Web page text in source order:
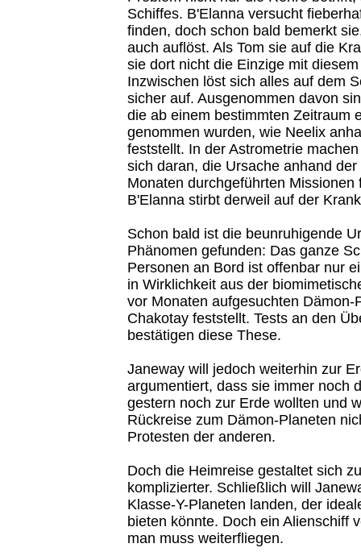
Schiffes. B'Elanna versucht
finden, doch schon bald bemerkt
auch auflöst. Als Tom sie auf die
sie dort nicht die Einzige mit
Inzwischen löst sich alles auf dem
sicher auf. Ausgenommen davon
die ab einem bestimmten Zeitraum
genommen wurden, wie Neelix
feststellt. In der Astrometrie
sich daran, die Ursache anhand
Monaten durchgeführten Missionen
B'Elanna stirbt derweil auf der
Schon bald ist die beunruhigende
Phänomen gefunden: Das ganze
Personen an Bord ist offenbar nur
in Wirklichkeit aus der
vor Monaten aufgesuchten Dämon-
Chakotay feststellt. Tests an den
bestätigen diese These.
Janeway will jedoch weiterhin zur
argumentiert, dass sie immer noch
gestern noch zur Erde wollten und
Rückreise zum Dämon-Planeten
Protesten der anderen.
Doch die Heimreise gestaltet sich
komplizierter. Schließlich will
Klasse-Y-Planeten landen, der
bieten könnte. Doch ein Alienschiff
man muss weiterfliegen.